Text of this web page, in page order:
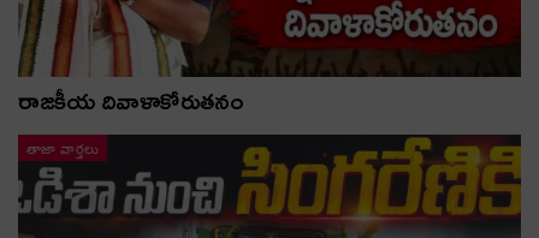
రాజకీయ దివాళాకోరుతనం
తాజా వార్తలు